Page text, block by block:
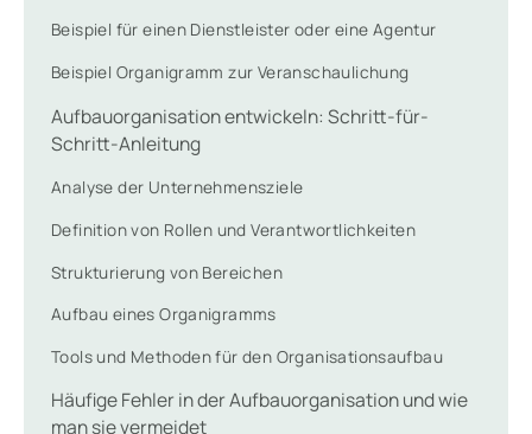
Beispiel für einen Dienstleister oder eine Agentur
Beispiel Organigramm zur Veranschaulichung
Aufbauorganisation entwickeln: Schritt-für-
Schritt-Anleitung
Analyse der Unternehmensziele
Definition von Rollen und Verantwortlichkeiten
Strukturierung von Bereichen
Aufbau eines Organigramms
Tools und Methoden für den Organisationsaufbau
Häufige Fehler in der Aufbauorganisation und wie
man sie vermeidet